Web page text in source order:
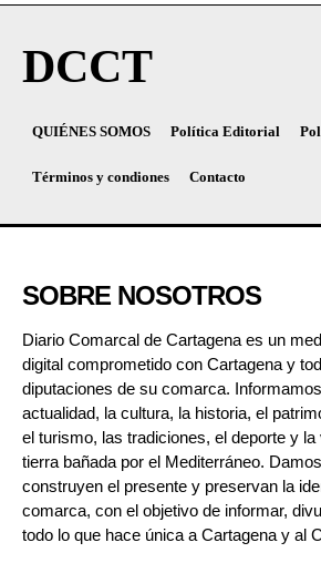
DCCT
QUIÉNES SOMOS Política Editorial
Términos y condiones Contacto
SOBRE NOSOTROS
Diario Comarcal de Cartagena es un
digital comprometido con Cartagena y
diputaciones de su comarca.
actualidad, la cultura, la historia, el
el turismo, las tradiciones, el deporte y
tierra bañada por el Mediterráneo.
construyen el presente y preservan la
comarca, con el objetivo de informar,
todo lo que hace única a Cartagena y al